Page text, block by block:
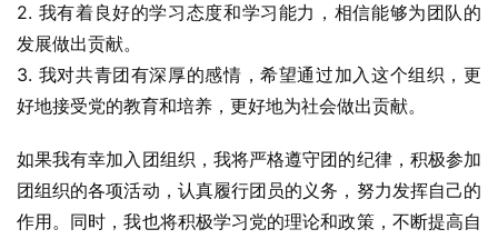
2. 我有着良好的学习态度和学习能力，相信能够为团队的
发展做出贡献。
3. 我对共青团有深厚的感情，希望通过加入这个组织，更
好地接受党的教育和培养，更好地为社会做出贡献。
如果我有幸加入团组织，我将严格遵守团的纪律，积极参加
团组织的各项活动，认真履行团员的义务，努力发挥自己的
作用。同时，我也将积极学习党的理论和政策，不断提高自